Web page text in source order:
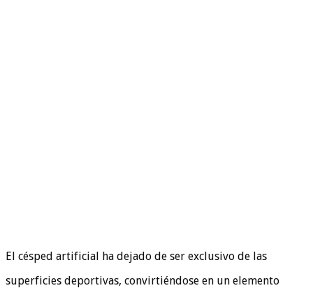
El césped artificial ha dejado de ser exclusivo de las
superficies deportivas, convirtiéndose en un elemento